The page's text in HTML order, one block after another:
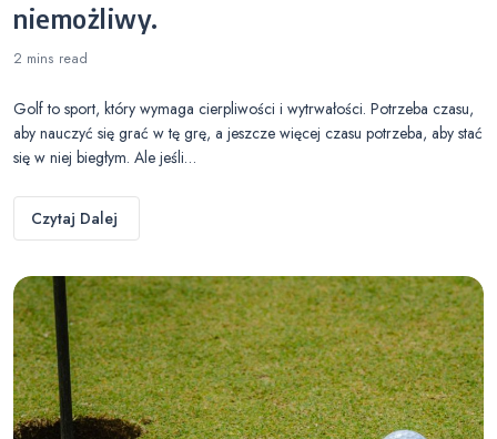
niemożliwy.
2 mins read
Golf to sport, który wymaga cierpliwości i wytrwałości. Potrzeba czasu,
aby nauczyć się grać w tę grę, a jeszcze więcej czasu potrzeba, aby stać
się w niej biegłym. Ale jeśli…
Czytaj Dalej